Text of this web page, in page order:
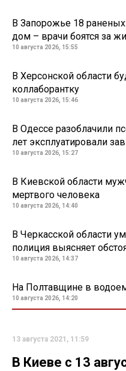
В Запорожье 18
дом – врачи боятся за
10 августа 2026, 15:55
В Херсонской области
коллаборантку
10 августа 2026, 15:46
В Одессе разоблачили
лет эксплуатировали
10 августа 2026, 15:27
В Киевской области
мертвого человека
10 августа 2026, 14:40
В Черкасской области
полиция выясняет
10 августа 2026, 14:37
На Полтавщине в
10 августа 2026, 14:20
13 августа 2021, 11:59
В Киеве с 13